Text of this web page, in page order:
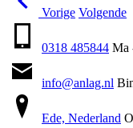
Vorige Volgende
0318 485844 Ma
info@anlag.nl
Ede, Nederland